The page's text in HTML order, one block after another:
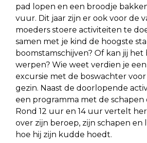
pad lopen en een broodje
vuur. Dit jaar zijn er ook voor de
moeders stoere activiteiten te
samen met je kind de hoogste
boomstamschijven? Of kan jij het
werpen? Wie weet verdien je
excursie met de boswachter
gezin. Naast de doorlopende
een programma met de schapen
Rond 12 uur en 14 uur vertelt
over zijn beroep, zijn schapen en
hoe hij zijn kudde hoedt.